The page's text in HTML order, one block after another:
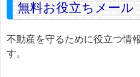
無料お役立ちメール
不動産を守るために役立つ情
す。